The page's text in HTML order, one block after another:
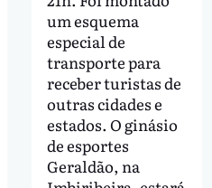
um esquema
especial de
transporte para
receber turistas de
outras cidades e
estados. O ginásio
de esportes
Geraldão, na